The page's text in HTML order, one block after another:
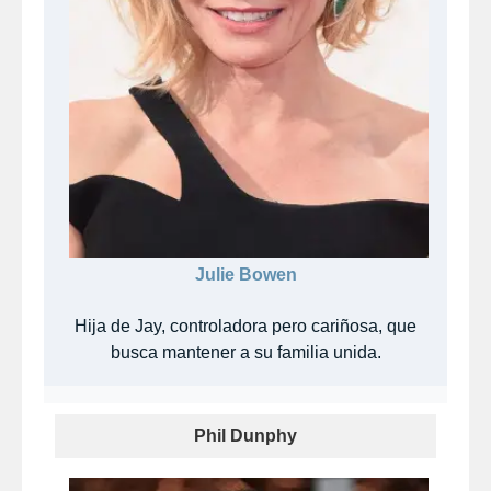
Julie Bowen
Hija de Jay, controladora pero cariñosa, que
busca mantener a su familia unida.
Phil Dunphy